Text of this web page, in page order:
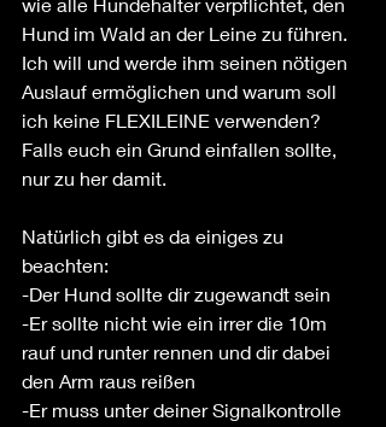
Hund im Wald an der Leine zu führen.
Ich will und werde ihm seinen nötigen
Auslauf ermöglichen und warum soll
ich keine FLEXILEINE verwenden?
Falls euch ein Grund einfallen sollte,
nur zu her damit.
Natürlich gibt es da einiges zu
beachten:
-Der Hund sollte dir zugewandt sein
-Er sollte nicht wie ein irrer die 10m
rauf und runter rennen und dir dabei
den Arm raus reißen
-Er muss unter deiner Signalkontrolle